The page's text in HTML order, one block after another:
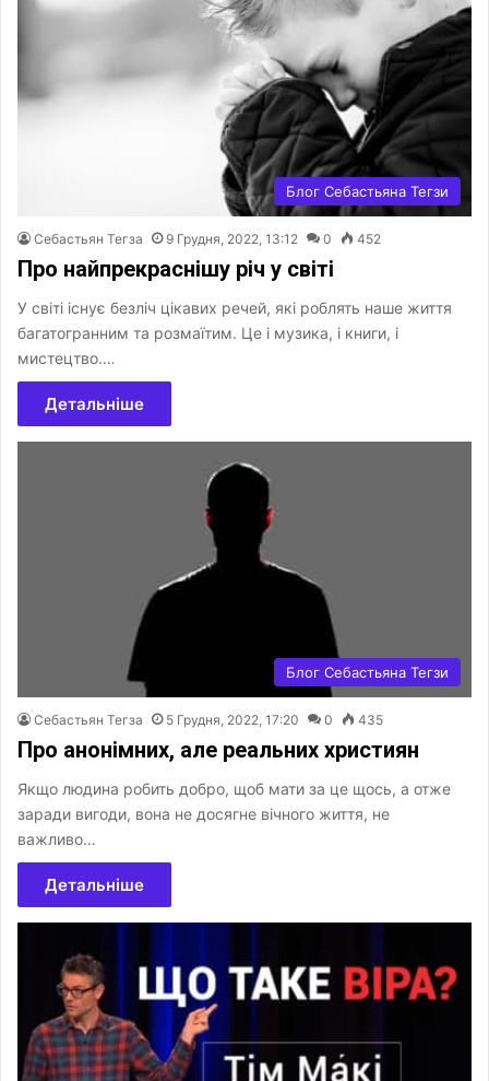
Блог Себастьяна Тегзи
Себастьян Тегза 9 Грудня, 2022, 13:12 0 452
Про найпрекраснішу річ у світі
У світі існує безліч цікавих речей, які роблять наше життя
багатогранним та розмаїтим. Це і музика, і книги, і
мистецтво.…
Детальніше
Блог Себастьяна Тегзи
Себастьян Тегза 5 Грудня, 2022, 17:20 0 435
Про анонімних, але реальних християн
Якщо людина робить добро, щоб мати за це щось, а отже
заради вигоди, вона не досягне вічного життя, не
важливо…
Детальніше